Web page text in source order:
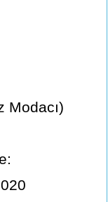
Modacı)